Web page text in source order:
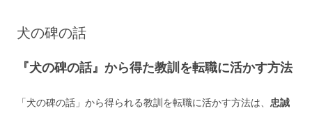
プ
犬の碑の話
『犬の碑の話』から得た教訓を転職に活かす方法
「犬の碑の話」から得られる教訓を転職に活かす方法は、 忠誠